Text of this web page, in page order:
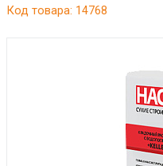
Код товара: 14768